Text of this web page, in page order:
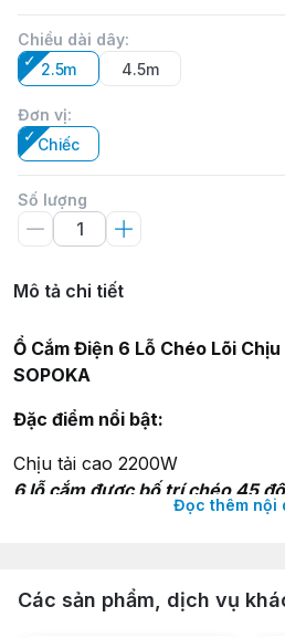
Chiều dài dây:
2.5m
4.5m
Đơn vị:
Chiếc
Số lượng
Mô tả chi tiết
Ổ Cắm Điện 6 Lỗ Chéo Lõi
SOPOKA
Đặc điểm nổi bật:
Chịu tải cao 2200W
6 lỗ cắm được bố trí chéo 45
dây khi dùng phích cắm gập 90
Lò xo tăng lực kẹp, và chống
Đọc thêm nội
Các sản phẩm, dịch vụ